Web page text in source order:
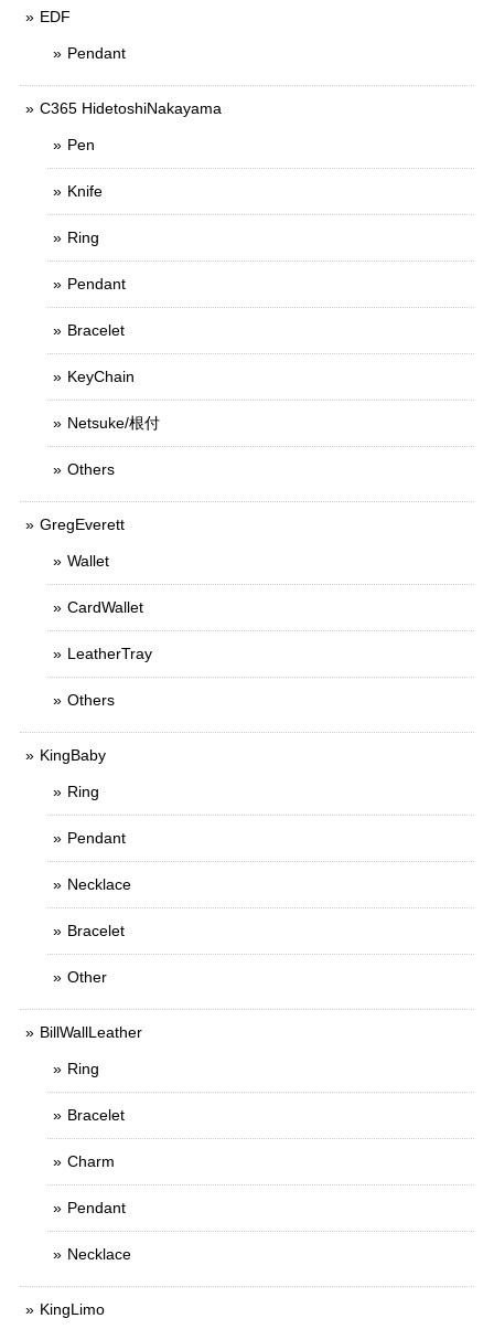
EDF
Pendant
C365 HidetoshiNakayama
Pen
Knife
Ring
Pendant
Bracelet
KeyChain
Netsuke/根付
Others
GregEverett
Wallet
CardWallet
LeatherTray
Others
KingBaby
Ring
Pendant
Necklace
Bracelet
Other
BillWallLeather
Ring
Bracelet
Charm
Pendant
Necklace
KingLimo